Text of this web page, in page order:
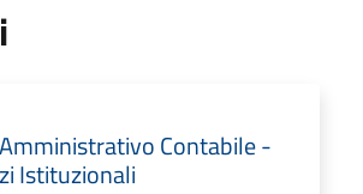
Contabile -
Istituzionali